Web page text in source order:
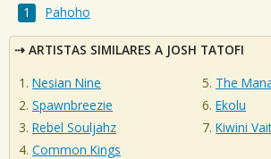
Pahoho
ARTISTAS SIMILARES A JOSH TATOFI
Nesian Nine
Spawnbreezie
Rebel Souljahz
Common Kings
The
Ekolu
Kiwini